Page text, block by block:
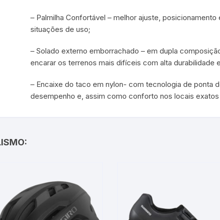
– Palmilha Confortável – melhor ajuste,
situações de uso;
– Solado externo emborrachado – em dupla
encarar os terrenos mais difíceis com alta durabilidade
– Encaixe do taco em nylon- com tecnologia de ponta
desempenho e, assim como conforto nos locais